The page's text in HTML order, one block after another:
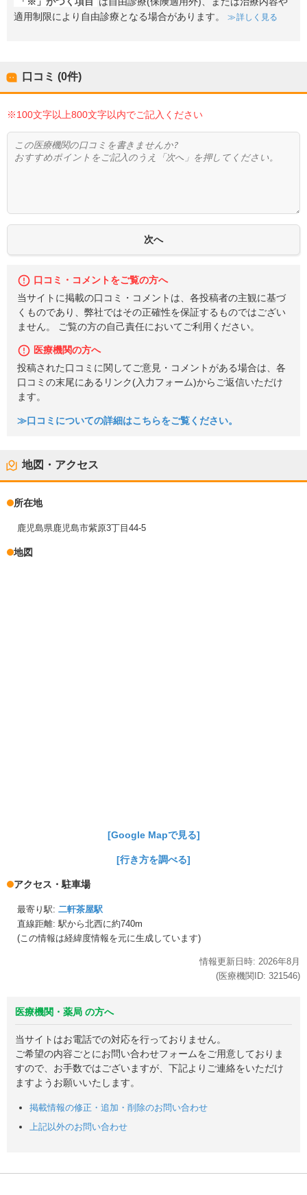
適用制限により自由診療となる場合があります。
詳しく見る
口コミ (0件)
※100文字以上800文字以内でご記入ください
口コミ・コメントをご覧の方へ
当サイトに掲載の口コミ・コメントは、各投稿者の主観に基づ
くものであり、弊社ではその正確性を保証するものではござい
ません。 ご覧の方の自己責任においてご利用ください。
医療機関の方へ
投稿された口コミに関してご意見・コメントがある場合は、各
口コミの末尾にあるリンク(入力フォーム)からご返信いただけ
ます。
≫口コミについての詳細はこちらをご覧ください。
地図・アクセス
所在地
鹿児島県鹿児島市紫原3丁目44-5
地図
[Google Mapで見る]
[行き方を調べる]
アクセス・駐車場
最寄り駅: 二軒茶屋駅
直線距離: 駅から北西に約740m
(この情報は経緯度情報を元に生成しています)
情報更新日時: 2026年8月
(医療機関ID: 321546)
医療機関・薬局 の方へ
当サイトはお電話での対応を行っておりません。
ご希望の内容ごとにお問い合わせフォームをご用意しておりま
すので、お手数ではございますが、下記よりご連絡をいただけ
ますようお願いいたします。
掲載情報の修正・追加・削除のお問い合わせ
上記以外のお問い合わせ